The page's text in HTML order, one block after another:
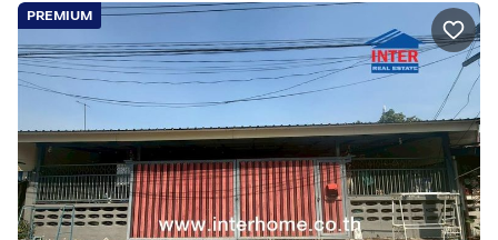
PREMIUM